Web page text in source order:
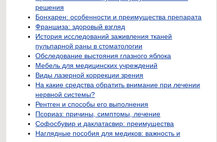
решения
Бонхарен: особенности и преимущества препарата
Франшиза: здоровый взгляд
История исследований заживления тканей
пульпарной раны в стоматологии
Обследование выстояния глазного яблока
Мебель для медицинских учреждений
Виды лазерной коррекции зрения
На какие средства обратить внимание при лечении
нервной системы?
Рентген и способы его выполнения
Псориаз: причины, симптомы, лечение
Софосбувир и даклатасвир: преимущества
Наглядные пособия для медиков: важность и